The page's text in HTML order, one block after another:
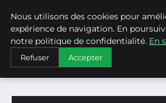
ACCUEIL
CHANGEMENT CLIMATIQUE
BILAN CARBONE : UN LEVIER POUR
Nous utilisons des cookies pour
expérience de navigation. En
notre politique de confidentialité. En
Refuser Accepter